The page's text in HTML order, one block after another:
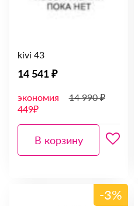
kivi 43
14 541 ₽
экономия
449₽
14 990 ₽
В корзину
-3%